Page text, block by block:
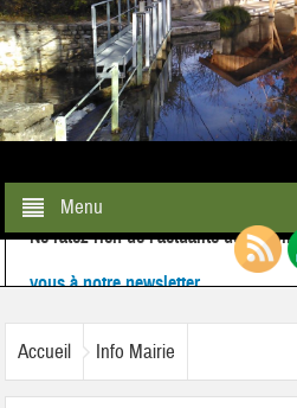
Menu
Ne ratez rien de l'actualité de la
vous à notre newsletter
Accueil
Info Mairie